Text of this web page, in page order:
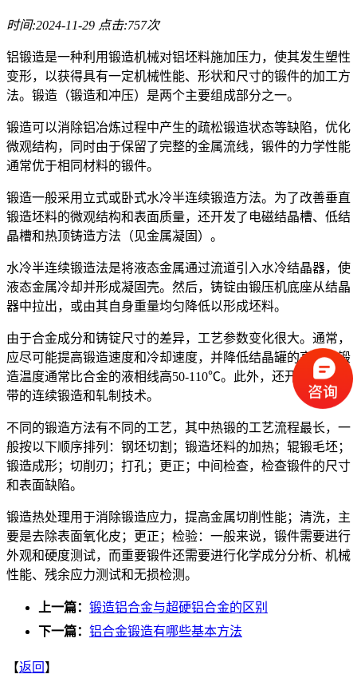
时间:2024-11-29 点击:757次
铝锻造是一种利用锻造机械对铝坯料施加压力，使其发生塑性
变形，以获得具有一定机械性能、形状和尺寸的锻件的加工方
法。锻造（锻造和冲压）是两个主要组成部分之一。
锻造可以消除铝冶炼过程中产生的疏松锻造状态等缺陷，优化
微观结构，同时由于保留了完整的金属流线，锻件的力学性能
通常优于相同材料的锻件。
锻造一般采用立式或卧式水冷半连续锻造方法。为了改善垂直
锻造坯料的微观结构和表面质量，还开发了电磁结晶槽、低结
晶槽和热顶铸造方法（见金属凝固）。
水冷半连续锻造法是将液态金属通过流道引入水冷结晶器，使
液态金属冷却并形成凝固壳。然后，铸锭由锻压机底座从结晶
器中拉出，或由其自身重量均匀降低以形成坯料。
由于合金成分和铸锭尺寸的差异，工艺参数变化很大。通常，
应尽可能提高锻造速度和冷却速度，并降低结晶罐的高度。锻
造温度通常比合金的液相线高50-110℃。此外，还开发了铝板
带的连续锻造和轧制技术。
不同的锻造方法有不同的工艺，其中热锻的工艺流程最长，一
般按以下顺序排列：钢坯切割；锻造坯料的加热；辊锻毛坯；
锻造成形；切削刃；打孔；更正；中间检查，检查锻件的尺寸
和表面缺陷。
锻造热处理用于消除锻造应力，提高金属切削性能；清洗，主
要是去除表面氧化皮；更正；检验：一般来说，锻件需要进行
外观和硬度测试，而重要锻件还需要进行化学成分分析、机械
性能、残余应力测试和无损检测。
上一篇： 锻造铝合金与超硬铝合金的区别
下一篇： 铝合金锻造有哪些基本方法
【返回 】